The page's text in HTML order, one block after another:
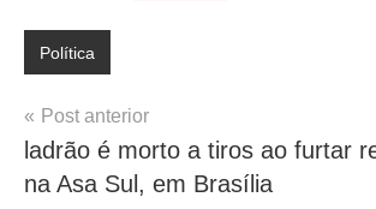
Política
Navegação
de
Post
Post anterior
ladrão é morto a tiros ao furtar
na Asa Sul, em Brasília